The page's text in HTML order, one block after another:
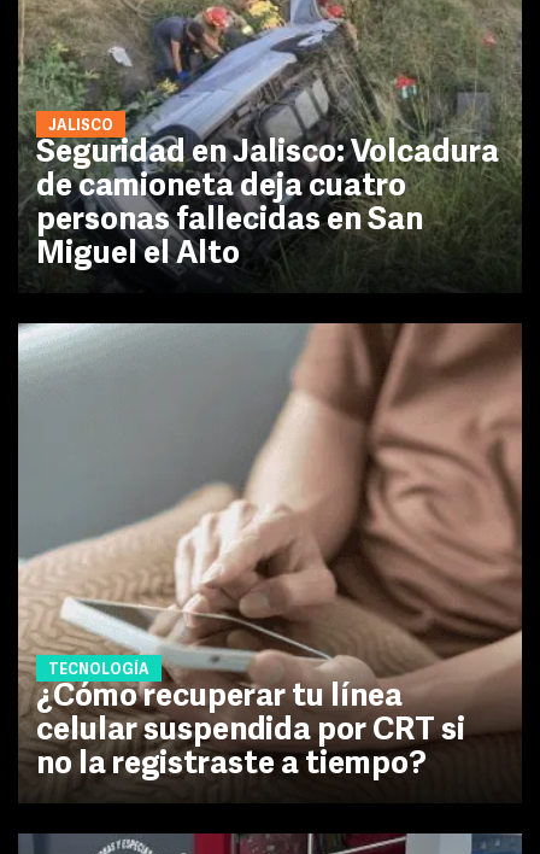
JALISCO
Seguridad en Jalisco: Volcadura
de camioneta deja cuatro
personas fallecidas en San
Miguel el Alto
TECNOLOGÍA
¿Cómo recuperar tu línea
celular suspendida por CRT si
no la registraste a tiempo?